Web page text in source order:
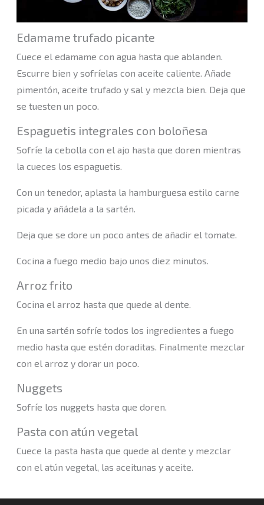
Edamame trufado picante
Cuece el edamame con agua hasta que ablanden.
Escurre bien y sofríelas con aceite caliente. Añade
pimentón, aceite trufado y sal y mezcla bien. Deja que
se tuesten un poco.
Espaguetis integrales con boloñesa
Sofríe la cebolla con el ajo hasta que doren mientras
la cueces los espaguetis.
Con un tenedor, aplasta la hamburguesa estilo carne
picada y añádela a la sartén.
Deja que se dore un poco antes de añadir el tomate.
Cocina a fuego medio bajo unos diez minutos.
Arroz frito
Cocina el arroz hasta que quede al dente.
En una sartén sofríe todos los ingredientes a fuego
medio hasta que estén doraditas. Finalmente mezclar
con el arroz y dorar un poco.
Nuggets
Sofríe los nuggets hasta que doren.
Pasta con atún vegetal
Cuece la pasta hasta que quede al dente y mezclar
con el atún vegetal, las aceitunas y aceite.